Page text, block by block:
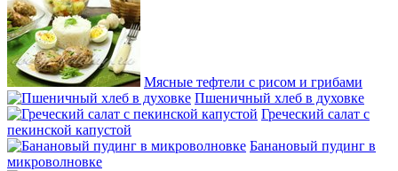
Мясные тефтели с рисом и грибами
Пшеничный хлеб в духовке
Греческий салат с
пекинской капустой
Банановый пудинг в
микроволновке